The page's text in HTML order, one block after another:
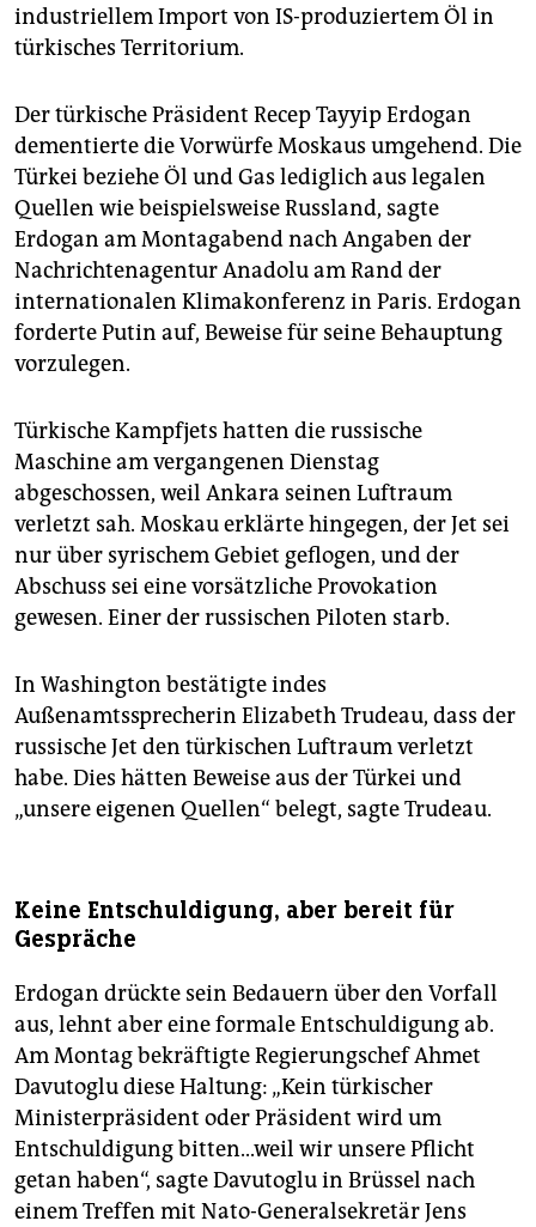
industriellem Import von IS-produziertem Öl in
türkisches Territorium.
Der türkische Präsident Recep Tayyip Erdogan
dementierte die Vorwürfe Moskaus umgehend. Die
Türkei beziehe Öl und Gas lediglich aus legalen
Quellen wie beispielsweise Russland, sagte
Erdogan am Montagabend nach Angaben der
Nachrichtenagentur Anadolu am Rand der
internationalen Klimakonferenz in Paris. Erdogan
forderte Putin auf, Beweise für seine Behauptung
vorzulegen.
Türkische Kampfjets hatten die russische
Maschine am vergangenen Dienstag
abgeschossen, weil Ankara seinen Luftraum
verletzt sah. Moskau erklärte hingegen, der Jet sei
nur über syrischem Gebiet geflogen, und der
Abschuss sei eine vorsätzliche Provokation
gewesen. Einer der russischen Piloten starb.
In Washington bestätigte indes
Außenamtssprecherin Elizabeth Trudeau, dass der
russische Jet den türkischen Luftraum verletzt
habe. Dies hätten Beweise aus der Türkei und
„unsere eigenen Quellen“ belegt, sagte Trudeau.
Keine Entschuldigung, aber bereit für
Gespräche
Erdogan drückte sein Bedauern über den Vorfall
aus, lehnt aber eine formale Entschuldigung ab.
Am Montag bekräftigte Regierungschef Ahmet
Davutoglu diese Haltung: „Kein türkischer
Ministerpräsident oder Präsident wird um
Entschuldigung bitten...weil wir unsere Pflicht
getan haben“, sagte Davutoglu in Brüssel nach
einem Treffen mit Nato-Generalsekretär Jens